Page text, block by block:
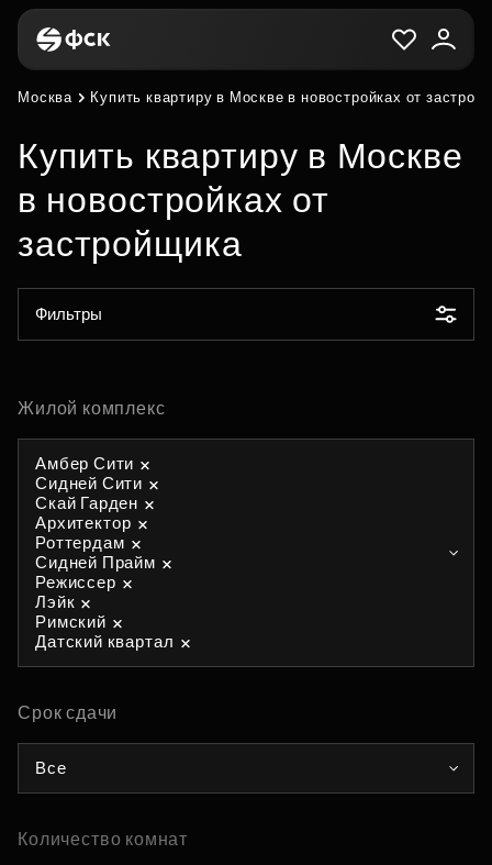
Москва Купить квартиру в Москве в новостройках от
Купить квартиру в Москве
в новостройках от
застройщика
Фильтры
Жилой комплекс
Амбер Сити
Сидней Сити
Скай Гарден
Архитектор
Роттердам
Сидней Прайм
Режиссер
Лэйк
Римский
Датский квартал
Срок сдачи
Все
Количество комнат